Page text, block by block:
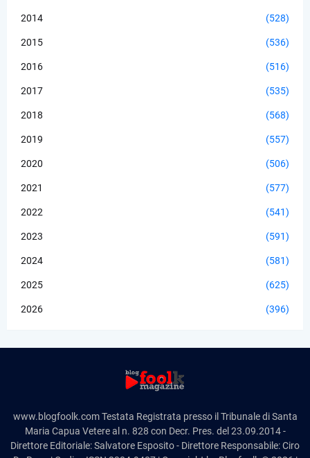
2014 (528)
2015 (536)
2016 (516)
2017 (535)
2018 (568)
2019 (557)
2020 (506)
2021 (577)
2022 (541)
2023 (591)
2024 (581)
2025 (625)
2026 (396)
www.blogfoolk.com Testata Registrata presso il Tribunale di Santa
Maria Capua Vetere al n. 828 con Decr. Pres. del 23.09.2014 -
Direttore Editoriale: Salvatore Esposito - Direttore Responsabile: Ciro